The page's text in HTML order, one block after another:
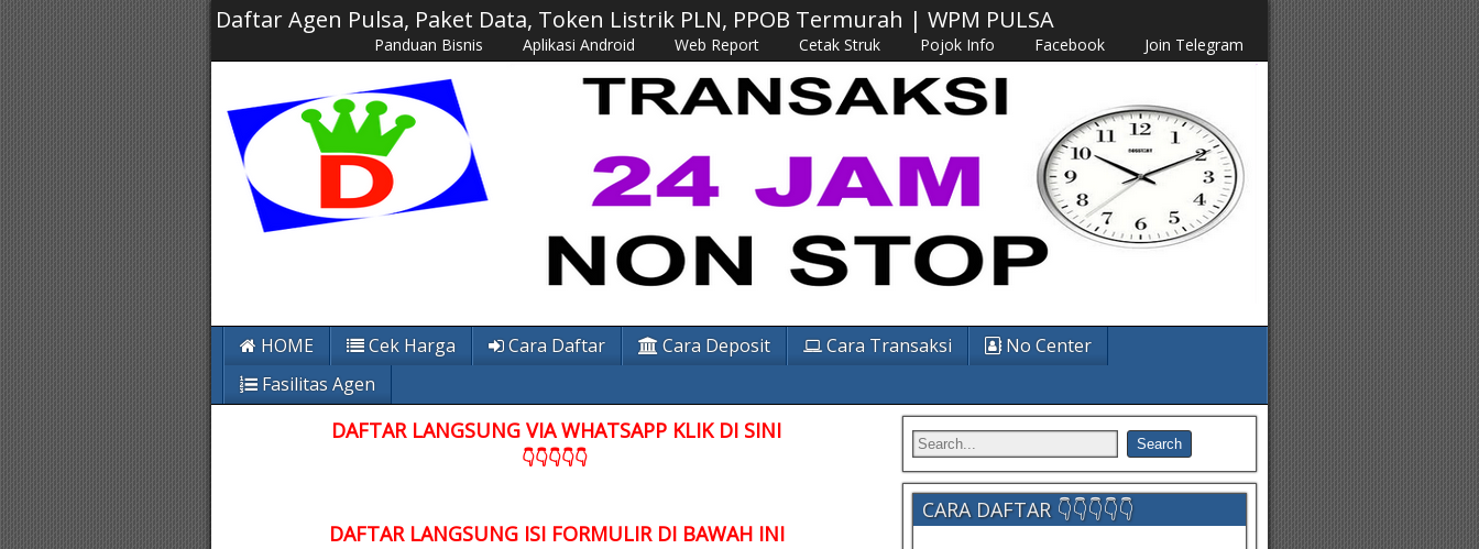
Daftar Agen Pulsa, Paket Data, Token Listrik PLN, PPOB Termurah | WPM PULSA
Panduan Bisnis Aplikasi Android Web Report Cetak Struk Pojok Info Facebook Join Telegram
HOME Cek Harga Cara Daftar Cara Deposit Cara Transaksi
No Center
Fasilitas Agen
DAFTAR LANGSUNG VIA WHATSAPP KLIK DI SINI
👇👇👇👇👇
DAFTAR LANGSUNG ISI FORMULIR DI BAWAH INI
CARA DAFTAR 👇👇👇👇👇